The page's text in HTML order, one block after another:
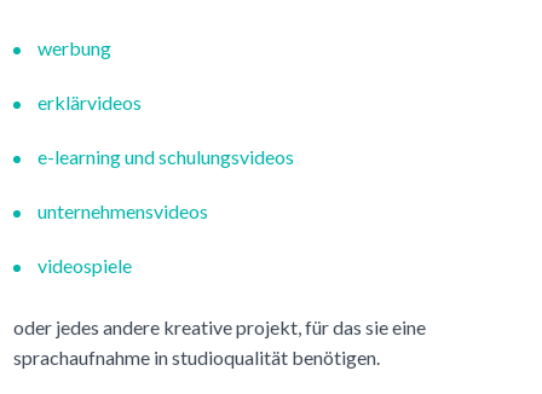
werbung
erklärvideos
e-learning und schulungsvideos
unternehmensvideos
videospiele
oder jedes andere kreative projekt, für das sie eine
sprachaufnahme in studioqualität benötigen.